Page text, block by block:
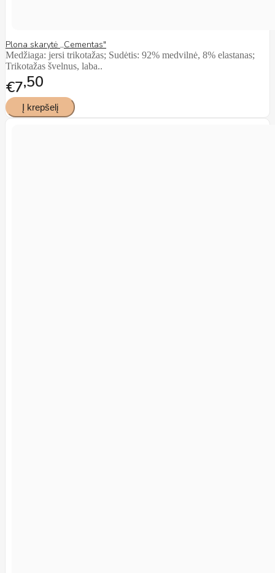
Plona skarytė ,,Cementas"
Medžiaga: jersi trikotažas; Sudėtis: 92% medvilnė, 8% elastanas;
Trikotažas švelnus, laba..
€7 50